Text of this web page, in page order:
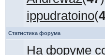
ippudratoino(
Статистика форума
На форуме